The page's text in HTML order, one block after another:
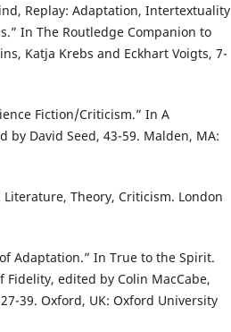
Replay: Adaptation, Intertextuality
In The Routledge Companion to
Katja Krebs and Eckhart Voigts, 7-
Fiction/Criticism.” In A
by David Seed, 43-59. Malden, MA:
Theory, Criticism. London
Adaptation.” In True to the Spirit.
edited by Colin MacCabe,
39. Oxford, UK: Oxford University